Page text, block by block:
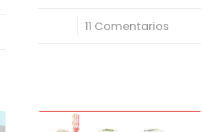
11 Comentarios